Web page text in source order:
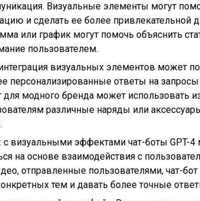
Визуальные элементы могут
и сделать ее более привлекательной
или график могут помочь объяснить
пользователем.
визуальных элементов может
персонализированные ответы на запросы
для модного бренда может использовать
различные наряды или
визуальными эффектами чат-боты GPT-4
на основе взаимодействия с
отправленные пользователями, чат-
тем и давать более точные